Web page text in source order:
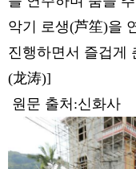
악기 로생(芦笙)을
진행하면서 즐겁게
(龙涛)]
원문 출처:신화사